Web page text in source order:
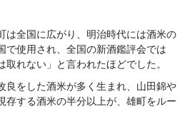
は全国に広がり、明治時代には酒米の
で使用され、全国の新酒鑑評会では
取れない」と言われたほどでした。
良をした酒米が多く生まれ、山田錦や
存する酒米の半分以上が、雄町をルー